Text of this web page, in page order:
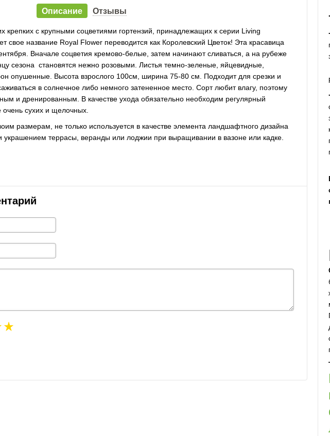
Описание Отзывы
крепких с крупными соцветиями гортензий, принадлежащих к серии Living
свое название Royal Flower переводится как Королевский Цветок! Эта красавица
Вначале соцветия кремово-белые, затем начинают сливаться, а на рубеже
сезона становятся нежно розовыми. Листья темно-зеленые, яйцевидные,
опушенные. Высота взрослого 100см, ширина 75-80 см. Подходит для срезки и
в солнечное либо немного затененное место. Сорт любит влагу, поэтому
и дренированным. В качестве ухода обязательно необходим регулярный
сухих и щелочных.
размерам, не только используется в качестве элемента ландшафтного дизайна
украшением террасы, веранды или лоджии при выращивании в вазоне или кадке.